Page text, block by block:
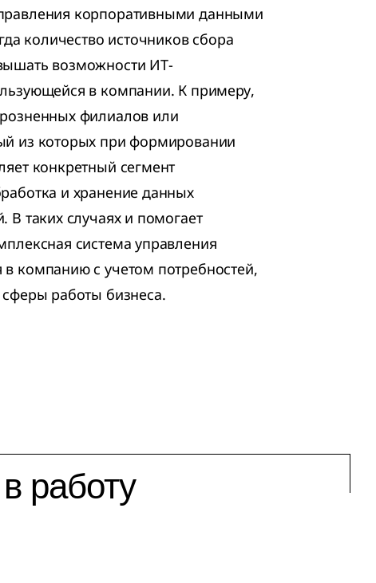
корпоративными данными
количество источников сбора
возможности ИТ-
в компании. К примеру,
филиалов или
из которых при формировании
конкретный сегмент
и хранение данных
В таких случаях и помогает
система управления
компанию с учетом потребностей,
работы бизнеса.
работу